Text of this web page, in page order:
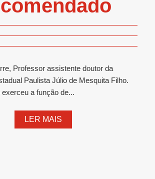
Professor assistente doutor da
Paulista Júlio de Mesquita Filho.
a função de...
LER MAIS